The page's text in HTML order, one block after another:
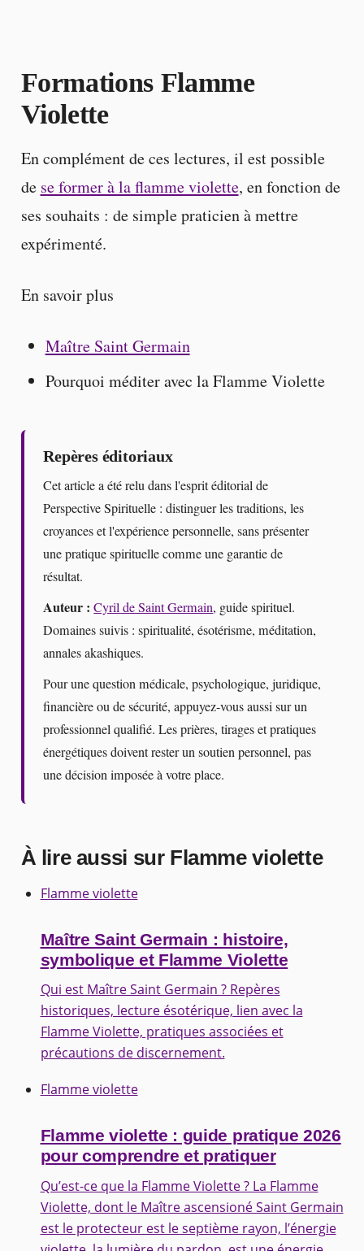
Formations Flamme
Violette
En complément de ces lectures, il est possible
de se former à la flamme violette, en fonction de
ses souhaits : de simple praticien à mettre
expérimenté.
En savoir plus
Maître Saint Germain
Pourquoi méditer avec la Flamme Violette
Repères éditoriaux
Cet article a été relu dans l'esprit éditorial de
Perspective Spirituelle : distinguer les traditions, les
croyances et l'expérience personnelle, sans présenter
une pratique spirituelle comme une garantie de
résultat.
Auteur : Cyril de Saint Germain, guide spirituel.
Domaines suivis : spiritualité, ésotérisme, méditation,
annales akashiques.
Pour une question médicale, psychologique, juridique,
financière ou de sécurité, appuyez-vous aussi sur un
professionnel qualifié. Les prières, tirages et pratiques
énergétiques doivent rester un soutien personnel, pas
une décision imposée à votre place.
À lire aussi sur Flamme violette
Flamme violette
Maître Saint Germain : histoire,
symbolique et Flamme Violette
Qui est Maître Saint Germain ? Repères
historiques, lecture ésotérique, lien avec la
Flamme Violette, pratiques associées et
précautions de discernement.
Flamme violette
Flamme violette : guide pratique 2026
pour comprendre et pratiquer
Qu’est-ce que la Flamme Violette ? La Flamme
Violette, dont le Maître ascensioné Saint Germain
est le protecteur est le septième rayon, l’énergie